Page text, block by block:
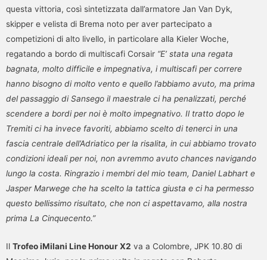
questa vittoria, così sintetizzata dall’armatore Jan Van Dyk,
skipper e velista di Brema noto per aver partecipato a
competizioni di alto livello, in particolare alla Kieler Woche,
regatando a bordo di multiscafi Corsair “E’ stata una regata
bagnata, molto difficile e impegnativa, i multiscafi per correre
hanno bisogno di molto vento e quello l’abbiamo avuto, ma prima
del passaggio di Sansego il maestrale ci ha penalizzati, perché
scendere a bordi per noi è molto impegnativo. Il tratto dopo le
Tremiti ci ha invece favoriti, abbiamo scelto di tenerci in una
fascia centrale dell’Adriatico per la risalita, in cui abbiamo trovato
condizioni ideali per noi, non avremmo avuto chances navigando
lungo la costa. Ringrazio i membri del mio team, Daniel Labhart e
Jasper Marwege che ha scelto la tattica giusta e ci ha permesso
questo bellissimo risultato, che non ci aspettavamo, alla nostra
prima La Cinquecento.”
Il Trofeo iMilani Line Honour X2 va a Colombre, JPK 10.80 di